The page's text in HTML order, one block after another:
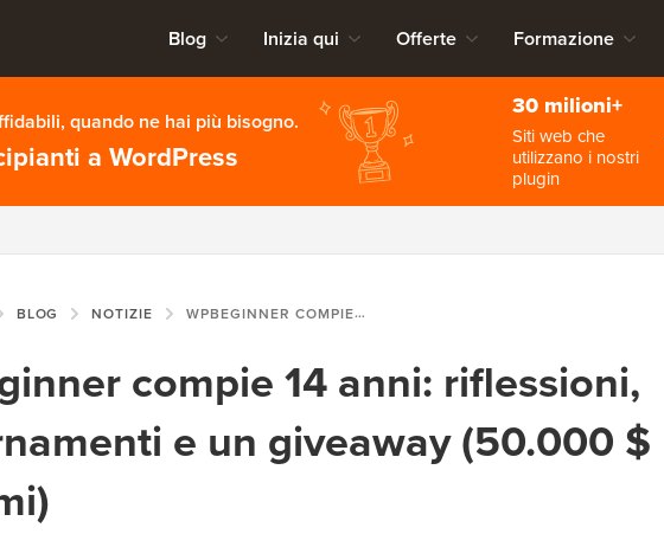
Blog Inizia qui Offerte Formazione
quando ne hai più bisogno.
a WordPress
30 milioni+
Siti web che
utilizzano i nostri
plugin
BLOG NOTIZIE WPBEGINNER COMPIE 14 ANNI: RIFLESSIONI, AGGIORNAMENTI E UN GIVEAWAY (50.000 $ IN PREMI)
compie 14 anni: riflessioni,
e un giveaway (50.000 $